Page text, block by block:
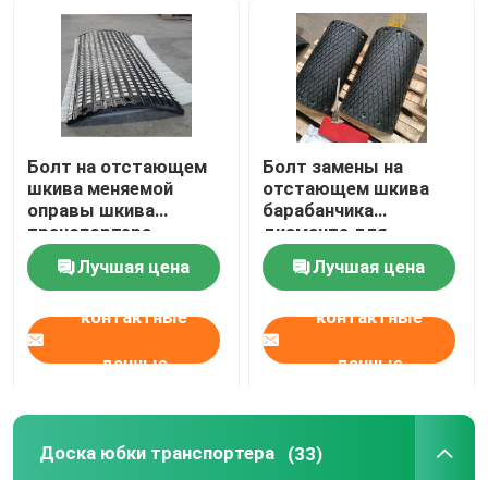
керамический отстающий шкива
Отстающий шкива транспортера
Доска юбки транспортера
двойная доска юбки уплотнения
Адвокатуры удара транспортера
лист полиуретана
Болт на отстающем
шкива меняемой
оправы шкива
транспортера
запаздывая
керамическом
резиновом
Лучшая цена
контактные
данные
Болт замены на
отстающем шкива
барабанчика
диаманта для
ковшового
элеватора питания
печи
Лучшая цена
контактные
данные
Доска юбки транспортера (33)